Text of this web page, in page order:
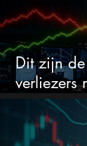
Dit zijn de
verliezers
(2